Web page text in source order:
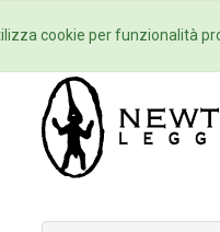
Home
cookie per funzionalità